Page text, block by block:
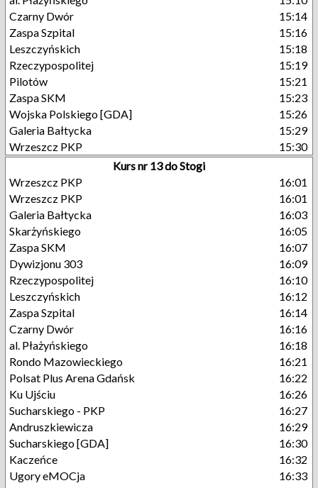
Czarny Dwór
15:14
Zaspa Szpital
15:16
Leszczyńskich
15:18
Rzeczypospolitej
15:19
Pilotów
15:21
Zaspa SKM
15:23
Wojska Polskiego [GDA]
15:26
Galeria Bałtycka
15:29
Wrzeszcz PKP
15:30
Kurs nr 13 do Stogi
Wrzeszcz PKP
16:01
Wrzeszcz PKP
16:01
Galeria Bałtycka
16:03
Skarżyńskiego
16:05
Zaspa SKM
16:07
Dywizjonu 303
16:09
Rzeczypospolitej
16:10
Leszczyńskich
16:12
Zaspa Szpital
16:14
Czarny Dwór
16:16
al. Płażyńskiego
16:18
Rondo Mazowieckiego
16:21
Polsat Plus Arena Gdańsk
16:22
Ku Ujściu
16:26
Sucharskiego - PKP
16:27
Andruszkiewicza
16:29
Sucharskiego [GDA]
16:30
Kaczeńce
16:32
Ugory eMOCja
16:33